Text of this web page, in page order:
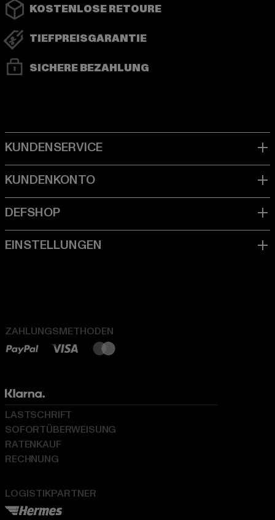
KOSTENLOSE RETOURE
TIEFPREISGARANTIE
SICHERE BEZAHLUNG
ZAHLUNGSMETHODEN
LOGISTIKPARTNER
LASTSCHRIFT
SOFORTÜBERWEISUNG
RATENKAUF
RECHNUNG